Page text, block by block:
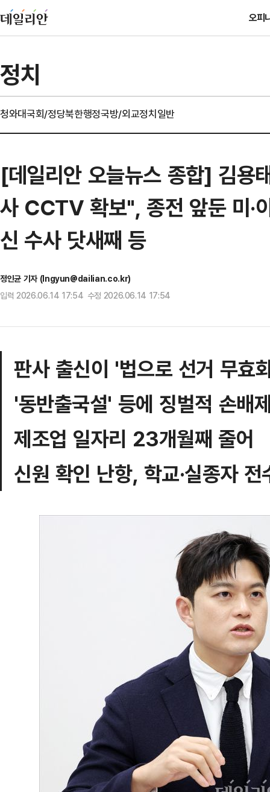
오피
정치
청와대국회/정당북한행정국방/외교정치일반
[데일리안 오늘뉴스 종합] 김용
사 CCTV 확보", 종전 앞둔 미·
신 수사 닷새째 등
정인균 기자 (Ingyun@dailian.co.kr)
입력 2026.06.14 17:54 수정 2026.06.14 17:54
판사 출신이 '법으로 선거 무효
'동반출국설' 등에 징벌적 손배
제조업 일자리 23개월째 줄어
신원 확인 난항, 학교·실종자 전